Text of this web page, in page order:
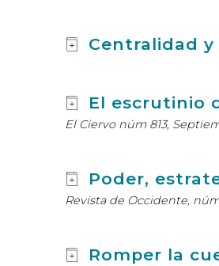
Centralidad y
El escrutinio
El Ciervo núm 813,
Poder,
Revista de Occidente,
Romper la